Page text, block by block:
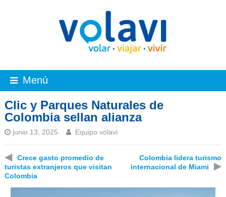
Menú
Clic y Parques Naturales de
Colombia sellan alianza
junio 13, 2025 Equipo volavi
◀
Crece gasto promedio de
turistas extranjeros que visitan
Colombia
Colombia lidera turismo
internacional de Miami
▶